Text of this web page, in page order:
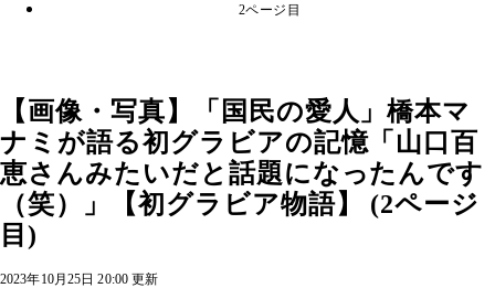
2ページ目
【画像・写真】「国民の愛人」橋本マ
ナミが語る初グラビアの記憶「山口百
恵さんみたいだと話題になったんです
（笑）」【初グラビア物語】 (2ページ
目)
2023年10月25日 20:00 更新